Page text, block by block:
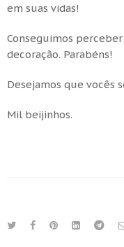
em suas vidas!
Conseguimos
decoração. Parabéns!
Desejamos que vocês
Mil beijinhos.